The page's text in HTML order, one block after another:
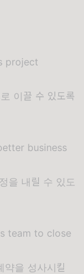
project
이끌 수 있도록
business
을 내릴 수 있도
team to close
약을 성사시킬